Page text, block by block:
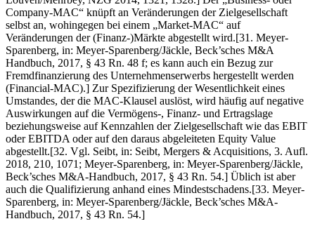
Company-MAC“ knüpft an Veränderungen der Zielgesellschaft
selbst an, wohingegen bei einem „Market-MAC“ auf
Veränderungen der (Finanz-)Märkte abgestellt wird.[31. Meyer-
Sparenberg, in: Meyer-Sparenberg/Jäckle, Beck’sches M&A
Handbuch, 2017, § 43 Rn. 48 f; es kann auch ein Bezug zur
Fremdfinanzierung des Unternehmenserwerbs hergestellt werden
(Financial-MAC).] Zur Spezifizierung der Wesentlichkeit eines
Umstandes, der die MAC-Klausel auslöst, wird häufig auf negative
Auswirkungen auf die Vermögens-, Finanz- und Ertragslage
beziehungsweise auf Kennzahlen der Zielgesellschaft wie das EBIT
oder EBITDA oder auf den daraus abgeleiteten Equity Value
abgestellt.[32. Vgl. Seibt, in: Seibt, Mergers & Acquisitions, 3. Aufl.
2018, 210, 1071; Meyer-Sparenberg, in: Meyer-Sparenberg/Jäckle,
Beck’sches M&A-Handbuch, 2017, § 43 Rn. 54.] Üblich ist aber
auch die Qualifizierung anhand eines Mindestschadens.[33. Meyer-
Sparenberg, in: Meyer-Sparenberg/Jäckle, Beck’sches M&A-
Handbuch, 2017, § 43 Rn. 54.]